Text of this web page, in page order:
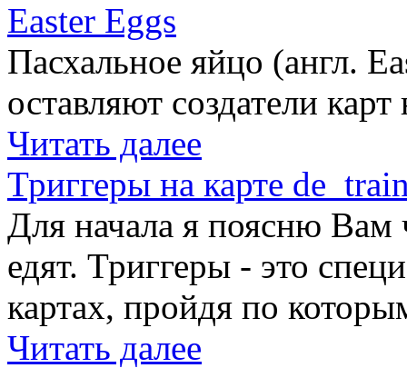
Easter Eggs
Пасхальное яйцо (англ.
оставляют создатели
Читать далее
Триггеры на карте
Для начала я поясню Вам
едят. Триггеры - это
картах, пройдя по
Читать далее